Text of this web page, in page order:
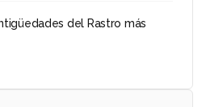
del Rastro más